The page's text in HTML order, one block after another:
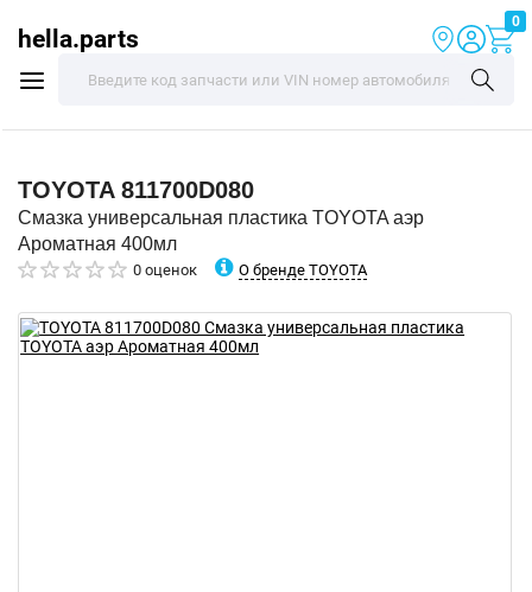
hella.parts
0
TOYOTA 811700D080
Смазка универсальная пластика TOYOTA аэр
Ароматная 400мл
0 оценок О бренде TOYOTA